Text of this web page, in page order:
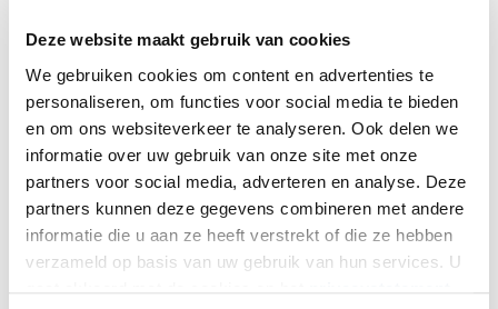
Deze website maakt gebruik van cookies
We gebruiken cookies om content en advertenties te
personaliseren, om functies voor social media te bieden
en om ons websiteverkeer te analyseren. Ook delen we
informatie over uw gebruik van onze site met onze
partners voor social media, adverteren en analyse. Deze
partners kunnen deze gegevens combineren met andere
informatie die u aan ze heeft verstrekt of die ze hebben
verzameld op basis van uw gebruik van hun services. U
Vrouwen in Verzet: Violette Cornelius en Gustave (Guusje)
Rübsaam
Het verhaal van Violette Cornelius (Batavia, 1919) en Gustave